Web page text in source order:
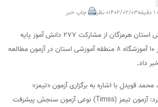
1402/02/030 نظر چاپ خبر
مدیرکل آموزش‌ و پرورش استان هرمزگان از مشارکت ۲۷۷ دانش آموز پایه
های چهارم و هشتم در ۱۰ آموزشگاه ۸ منطقه آموزشی استان در آزمون مطالعه
قویدل با اشاره به برگزاری آزمون «تیمز»
در ۱۰ آموزشگاه اظهار کرد: آزمون تیمز (Timss) نوعی آزمون سنجش پیشرفت